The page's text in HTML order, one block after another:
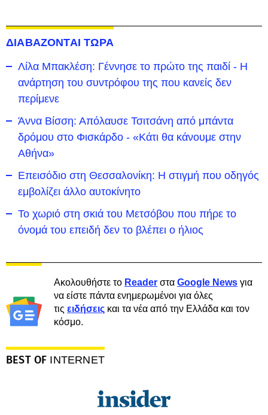
ΔΙΑΒΑΖΟΝΤΑΙ ΤΩΡΑ
Λίλα Μπακλέση: Γέννησε το πρώτο της παιδί - Η
ανάρτηση του συντρόφου της που κανείς δεν
περίμενε
Άννα Βίσση: Απόλαυσε Τσιτσάνη από μπάντα
δρόμου στο Φισκάρδο - «Κάτι θα κάνουμε στην
Αθήνα»
Επεισόδιο στη Θεσσαλονίκη: Η στιγμή που οδηγός
εμβολίζει άλλο αυτοκίνητο
Το χωριό στη σκιά του Μετσόβου που πήρε το
όνομά του επειδή δεν το βλέπει ο ήλιος
Ακολουθήστε το Reader στα Google News για
να είστε πάντα ενημερωμένοι για όλες
τις ειδήσεις και τα νέα από την Ελλάδα και τον
κόσμο.
BEST OF INTERNET